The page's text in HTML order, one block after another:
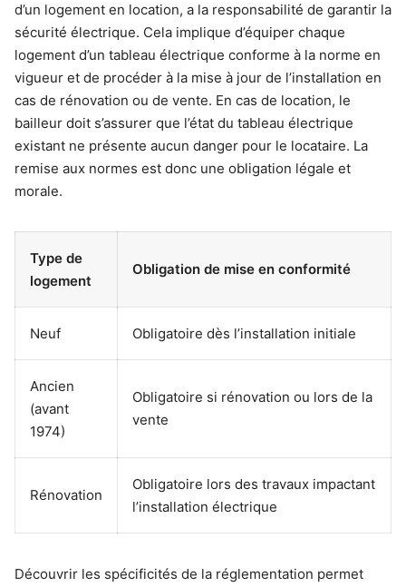
d’un logement en location, a la responsabilité de garantir la
sécurité électrique. Cela implique d’équiper chaque
logement d’un tableau électrique conforme à la norme en
vigueur et de procéder à la mise à jour de l’installation en
cas de rénovation ou de vente. En cas de location, le
bailleur doit s’assurer que l’état du tableau électrique
existant ne présente aucun danger pour le locataire. La
remise aux normes est donc une obligation légale et
morale.
Type de
logement
Obligation de mise en conformité
Neuf Obligatoire dès l’installation initiale
Ancien
(avant
1974)
Obligatoire si rénovation ou lors de la
vente
Rénovation
Obligatoire lors des travaux impactant
l’installation électrique
Découvrir les spécificités de la réglementation permet